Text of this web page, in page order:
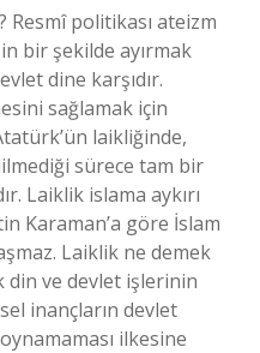
Resmî politikası ateizm
bir şekilde ayırmak
dine karşıdır.
sağlamak için
laikliğinde,
sürece tam bir
Laiklik islama aykırı
Karaman’a göre İslam
Laiklik ne demek
din ve devlet işlerinin
inançların devlet
ilkesine